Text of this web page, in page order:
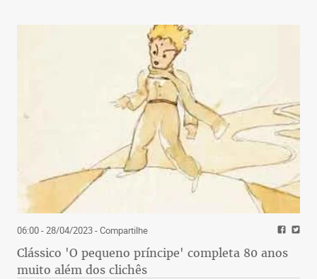
06:00 - 28/04/2023- Compartilhe
Clássico 'O pequeno príncipe' completa 80 anos
muito além dos clichês